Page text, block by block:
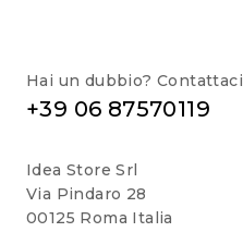
Hai un dubbio? Contattaci
+39 06 87570119
Idea Store Srl
Via Pindaro 28
00125 Roma Italia